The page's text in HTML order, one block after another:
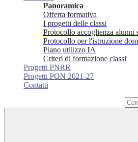
Panoramica
Offerta formativa
I progetti delle classi
Protocollo accoglienza alunni
Protocollo per l'istruzione
Piano utilizzo IA
Criteri di formazione classi
Progetti PNRR
Progetti PON 2021-27
Contatti